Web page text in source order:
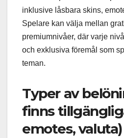
inklusive låsbara skins,
Spelare kan välja mellan
premiumnivåer, där varje
och exklusiva föremål som
teman.
Typer av
finns
emotes, valuta)